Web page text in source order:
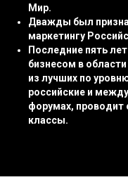
Мир.
Дважды был
маркетингу
Последние пять
бизнесом в
из лучших по
российские и
форумах, проводит
классы.